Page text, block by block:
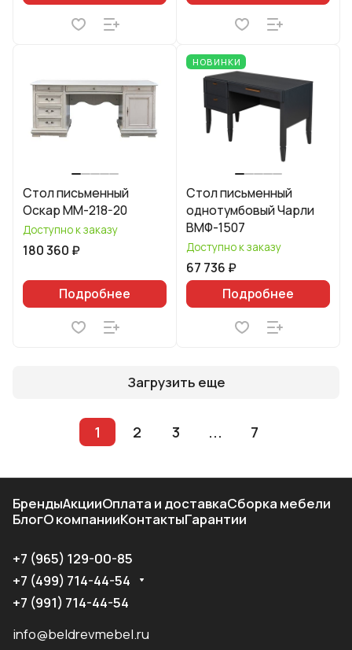
Стол письменный
Оскар ММ-218-20
Доступно к заказу
180 360 ₽
Подробнее
НОВИНКИ
Стол письменный
однотумбовый Чарли
ВМФ-1507
Доступно к заказу
67 736 ₽
Подробнее
Загрузить еще
1 2 3 ... 7
БрендыАкцииОплата и доставкаСборка мебели
БлогО компанииКонтактыГарантии
+7 (965) 129-00-85
+7 (499) 714-44-54
+7 (991) 714-44-54
info@beldrevmebel.ru